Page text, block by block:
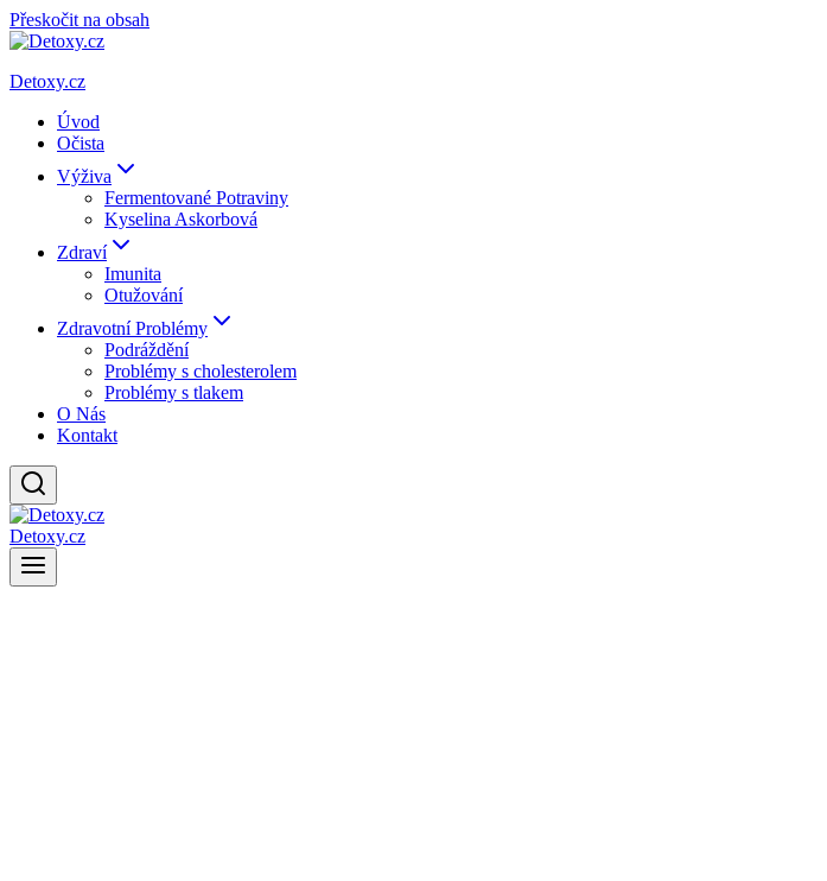
Přeskočit na obsah
Detoxy.cz
Úvod
Očista
Výživa
Fermentované Potraviny
Kyselina Askorbová
Zdraví
Imunita
Otužování
Zdravotní Problémy
Podráždění
Problémy s cholesterolem
Problémy s tlakem
O Nás
Kontakt
Detoxy.cz